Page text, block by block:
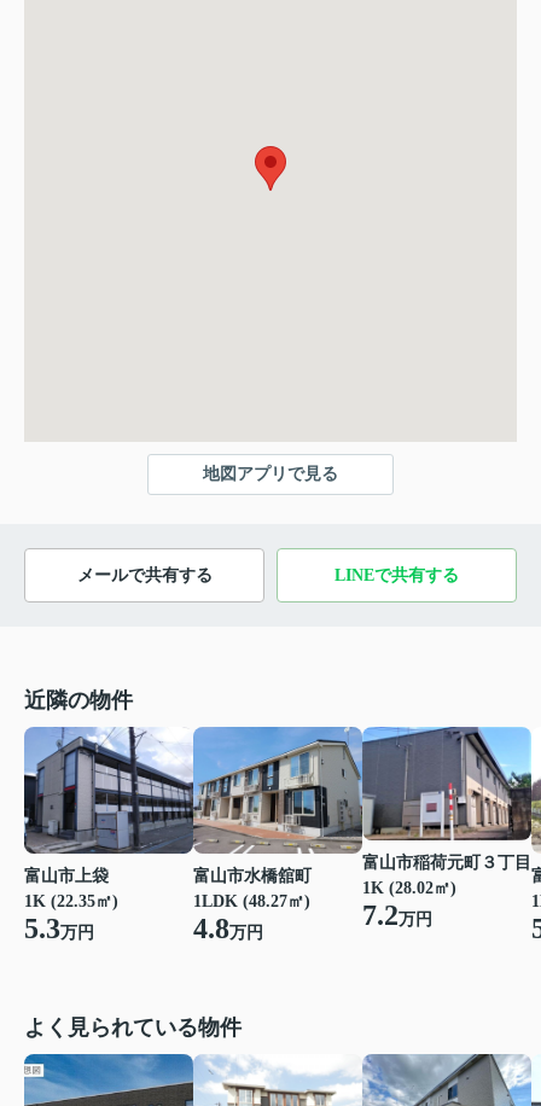
地図アプリで見る
メールで共有する LINEで共有する
近隣の物件
富山市上袋
1K (22.35㎡)
5.3万円
富山市水橋舘町
1LDK (48.27㎡)
4.8万円
富山市稲荷元町３丁目
1K (28.02㎡)
7.2万円
よく見られている物件